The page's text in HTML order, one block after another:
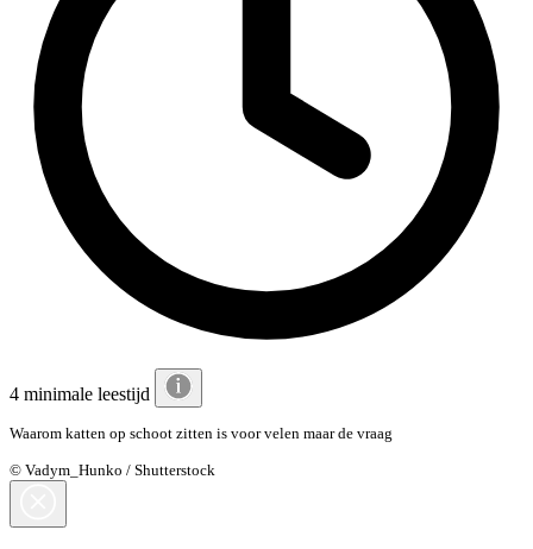
4 minimale leestijd
Waarom katten op schoot zitten is voor velen maar de vraag
© Vadym_Hunko / Shutterstock